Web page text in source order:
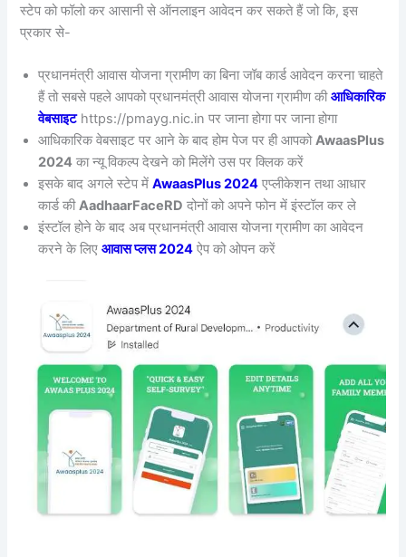
स्टेप को फॉलो कर आसानी से ऑनलाइन आवेदन कर सकते हैं जो कि, इस
प्रकार से-
प्रधानमंत्री आवास योजना ग्रामीण का बिना जॉब कार्ड आवेदन करना चाहते
हैं तो सबसे पहले आपको प्रधानमंत्री आवास योजना ग्रामीण कीआधिकारिक
वेबसाइटhttps://pmayg.nic.in पर जाना होगा पर जाना होगा
आधिकारिक वेबसाइट पर आने के बाद होम पेज पर ही आपकोAwaasPlus
2024 का न्यू विकल्प देखने को मिलेंगे उस पर क्लिक करें
इसके बाद अगले स्टेप मेंAwaasPlus 2024 एप्लीकेशन तथा आधार
कार्ड कीAadhaarFaceRD दोनों को अपने फोन में इंस्टॉल कर ले
इंस्टॉल होने के बाद अब प्रधानमंत्री आवास योजना ग्रामीण का आवेदन
करने के लिएआवास प्लस 2024 ऐप को ओपन करें